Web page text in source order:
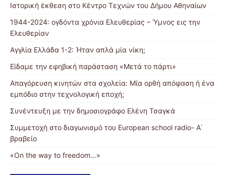
Ιστορική έκθεση στο Κέντρο Τεχνών του Δήμου Αθηναίων
1944-2024: ογδόντα χρόνια Ελευθερίας – Ύμνος εις την
Ελευθερίαν
Αγγλία Ελλάδα 1-2: Ήταν απλά μία νίκη;
Είδαμε την εφηβική παράσταση «Μετά το πάρτι»
Απαγόρευση κινητών στα σχολεία: Μία ορθή απόφαση ή ένα
εμπόδιο στην τεχνολογική εποχή;
Συνέντευξη με την δημοσιογράφο Ελένη Τσαγκά
Συμμετοχή στο διαγωνισμό του European school radio- Α΄
βραβείο
«On the way to freedom…»